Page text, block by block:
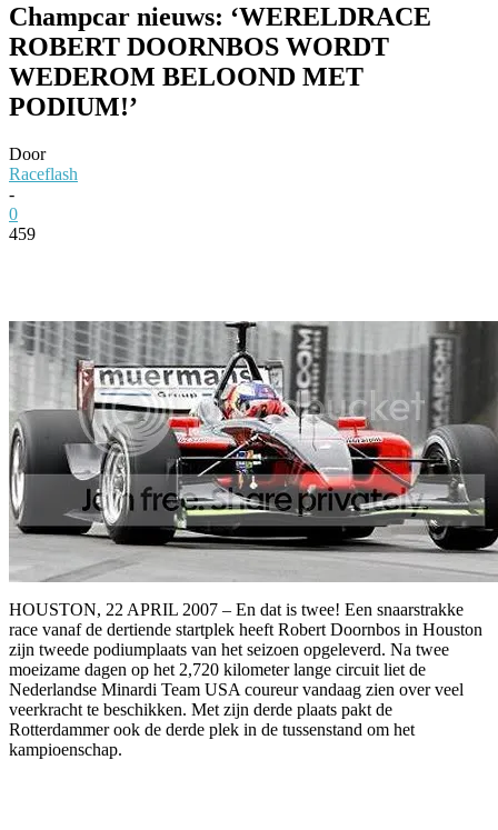
Champcar nieuws: ‘WERELDRACE
ROBERT DOORNBOS WORDT
WEDEROM BELOOND MET
PODIUM!’
Door
Raceflash
-
0
459
HOUSTON, 22 APRIL 2007 – En dat is twee! Een snaarstrakke
race vanaf de dertiende startplek heeft Robert Doornbos in Houston
zijn tweede podiumplaats van het seizoen opgeleverd. Na twee
moeizame dagen op het 2,720 kilometer lange circuit liet de
Nederlandse Minardi Team USA coureur vandaag zien over veel
veerkracht te beschikken. Met zijn derde plaats pakt de
Rotterdammer ook de derde plek in de tussenstand om het
kampioenschap.